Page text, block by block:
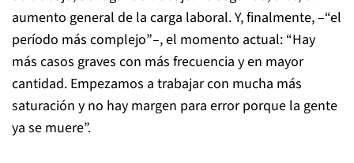
aumento general de la carga laboral. Y, finalmente, –“el
período más complejo”–, el momento actual: “Hay
más casos graves con más frecuencia y en mayor
cantidad. Empezamos a trabajar con mucha más
saturación y no hay margen para error porque la gente
ya se muere”.